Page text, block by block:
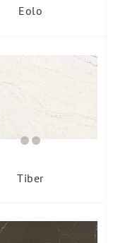
Eolo
Tiber